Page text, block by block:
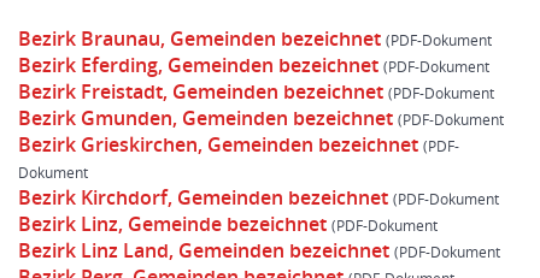
Bezirk Braunau, Gemeinden bezeichnet
Bezirk Eferding, Gemeinden bezeichnet
Bezirk Freistadt, Gemeinden bezeichnet
Bezirk Gmunden, Gemeinden bezeichnet
Bezirk Grieskirchen, Gemeinden bezeichnet
Bezirk Kirchdorf, Gemeinden bezeichnet
Bezirk Linz, Gemeinde bezeichnet
Bezirk Linz Land, Gemeinden bezeichnet